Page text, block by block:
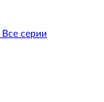
Все серии